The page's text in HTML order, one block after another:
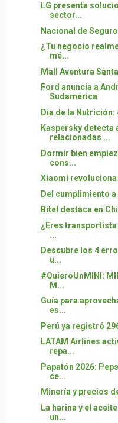
LG presenta
sector...
Nacional de
¿Tu negocio
mé...
Mall Aventura
Ford anuncia a
Sudamérica
Día de la Nutrición:
Kaspersky detecta
relacionadas ...
Dormir bien
cons...
Xiaomi
Del cumplimiento
Bitel destaca en
¿Eres
...
Descubre los 4
u...
#QuieroUnMINI:
M...
Guía para
es...
Perú ya registró
LATAM Airlines
repa...
Papatón 2026:
ce...
Minería y precios
La harina y el
un...